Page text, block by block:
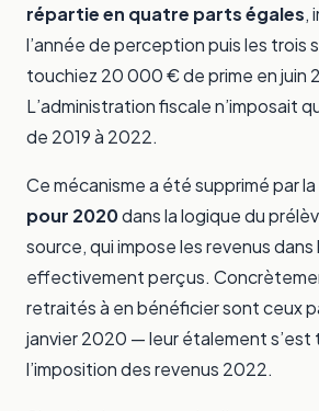
répartie en quatre parts égales,
l’année de perception puis les trois
touchiez 20 000 € de prime en juin
L’administration fiscale n’imposait
de 2019 à 2022.
Ce mécanisme a été supprimé par la
pour 2020dans la logique du
source, qui impose les revenus dans
effectivement perçus.
retraités à en bénéficier sont ceux
janvier 2020 — leur étalement s’est
l’imposition des revenus 2022.